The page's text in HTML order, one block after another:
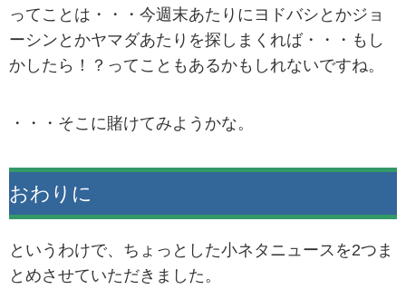
ってことは・・・今週末あたりにヨドバシとかジョ
ーシンとかヤマダあたりを探しまくれば・・・もし
かしたら！？ってこともあるかもしれないですね。
・・・そこに賭けてみようかな。
おわりに
というわけで、ちょっとした小ネタニュースを2つま
とめさせていただきました。